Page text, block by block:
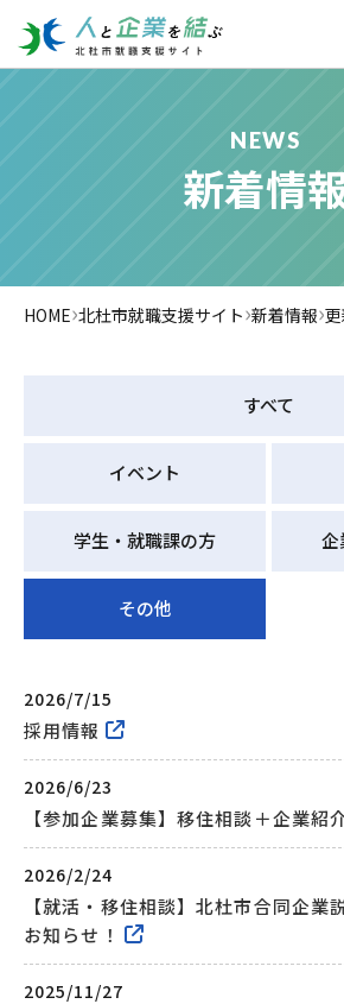
NEWS
新着情
HOME›北杜市就職支援サイト›新着情報›
すべて
イベント
学生・就職課の方 企
その他
2026/7/15
採用情報
2026/6/23
【参加企業募集】移住相談＋企業紹
2026/2/24
【就活・移住相談】北杜市合同企業
お知らせ！
2025/11/27